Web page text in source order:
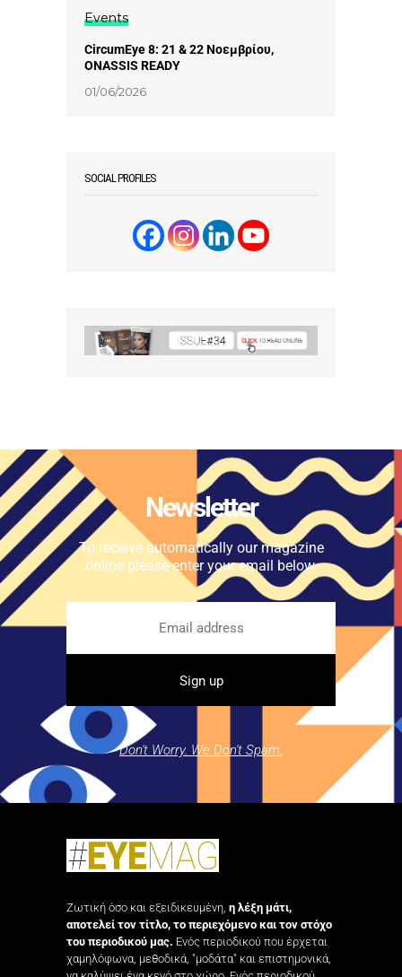
Events
CircumEye 8: 21 & 22 Νοεμβρίου,
ONASSIS READY
01/06/2026
SOCIAL PROFILES
Newsletter
To receive automatically our magazine
online please enter your email below.
Don't Worry. We Don't Spam.
Ζωτική όσο και εξειδικευμένη, η λέξη μάτι,
αποτελεί τον τίτλο, το περιεχόμενο και τον στόχο
του περιοδικού μας. Ενός περιοδικού που έρχεται
χαμηλόφωνα, μεθοδικά, "μοδάτα" και επιστημονικά,